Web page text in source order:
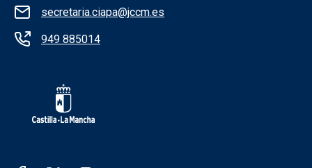
secretaria.ciapa@jccm.es
949 885014